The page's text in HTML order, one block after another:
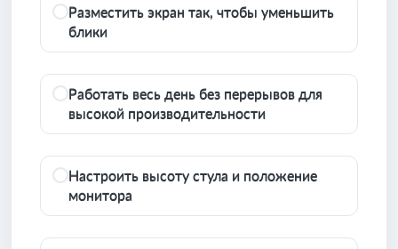
Разместить экран так, чтобы уменьшить
блики
Работать весь день без перерывов для
высокой производительности
Настроить высоту стула и положение
монитора